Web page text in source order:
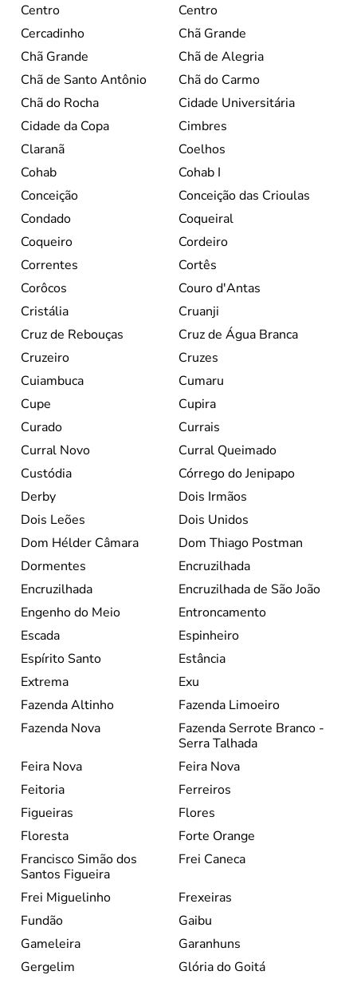
Centro
Centro
Cercadinho
Chã Grande
Chã Grande
Chã de Alegria
Chã de Santo Antônio
Chã do Carmo
Chã do Rocha
Cidade Universitária
Cidade da Copa
Cimbres
Claranã
Coelhos
Cohab
Cohab I
Conceição
Conceição das Crioulas
Condado
Coqueiral
Coqueiro
Cordeiro
Correntes
Cortês
Corôcos
Couro d'Antas
Cristália
Cruanji
Cruz de Rebouças
Cruz de Água Branca
Cruzeiro
Cruzes
Cuiambuca
Cumaru
Cupe
Cupira
Curado
Currais
Curral Novo
Curral Queimado
Custódia
Córrego do Jenipapo
Derby
Dois Irmãos
Dois Leões
Dois Unidos
Dom Hélder Câmara
Dom Thiago Postman
Dormentes
Encruzilhada
Encruzilhada
Encruzilhada de São João
Engenho do Meio
Entroncamento
Escada
Espinheiro
Espírito Santo
Estância
Extrema
Exu
Fazenda Altinho
Fazenda Limoeiro
Fazenda Nova
Fazenda Serrote Branco -
Serra Talhada
Feira Nova
Feira Nova
Feitoria
Ferreiros
Figueiras
Flores
Floresta
Forte Orange
Francisco Simão dos
Santos Figueira
Frei Caneca
Frei Miguelinho
Frexeiras
Fundão
Gaibu
Gameleira
Garanhuns
Gergelim
Glória do Goitá